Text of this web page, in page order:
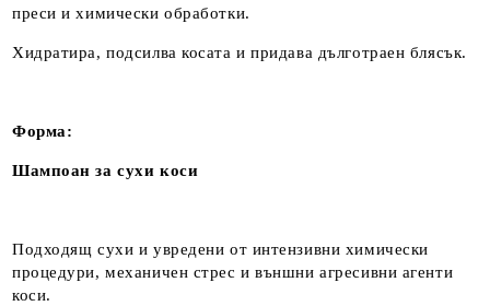
преси и химически обработки.
Хидратира, подсилва косата и придава дълготраен блясък.
Форма:
Шампоан за сухи коси
Подходящ сухи и увредени от интензивни химически
процедури, механичен стрес и външни агресивни агенти
коси.